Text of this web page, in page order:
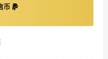
币